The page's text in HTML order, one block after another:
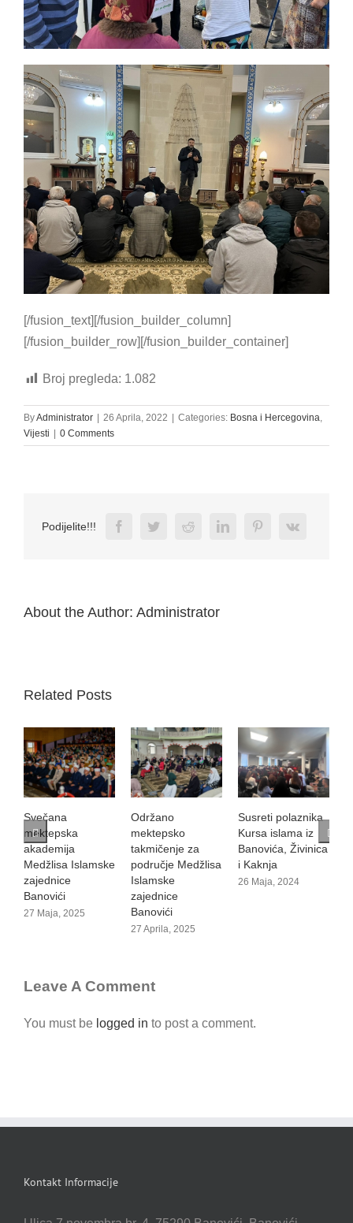
[/fusion_text][/fusion_builder_column]
[/fusion_builder_row][/fusion_builder_container]
Broj pregleda: 1.082
ByAdministrator | 26 Aprila, 2022 | Categories: Bosna i Hercegovina
Vijesti | 0 Comments
Podijelite!!! FacebookTwitterRedditLinkedInPinterestVk
About the Author: Administrator
Related Posts
Održano
mektepsko
takmičenje za
područje Medžlisa
Islamske
zajednice
Banovići
Susreti polaznika
Kursa islama iz
Banovića, Živinica
i Kaknja
26 Maja, 2024
Večer Kur'ana
18 Maja, 2024
Leave A Comment
You must be logged in to post a comment.
Kontakt Informacije